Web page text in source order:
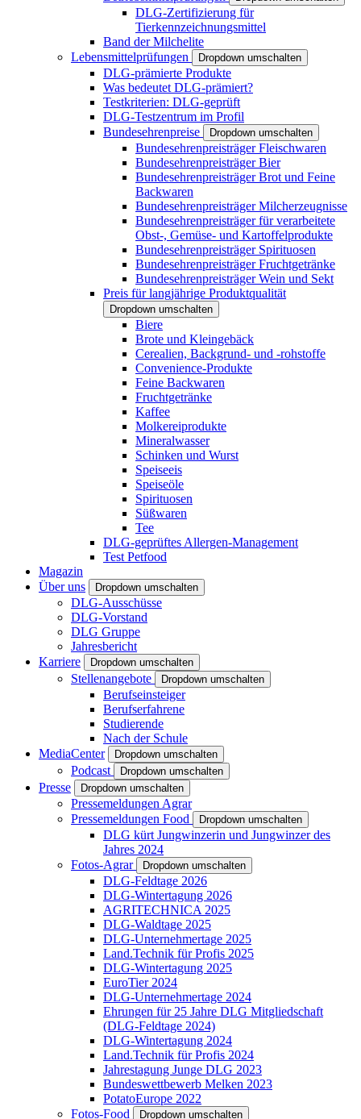
DLG-Zertifizierung für
Tierkennzeichnungsmittel
Band der Milchelite
Lebensmittelprüfungen
Dropdown umschalten
DLG-prämierte Produkte
Was bedeutet DLG-prämiert?
Testkriterien: DLG-geprüft
DLG-Testzentrum im Profil
Bundesehrenpreise
Dropdown umschalten
Bundesehrenpreisträger Fleischwaren
Bundesehrenpreisträger Bier
Bundesehrenpreisträger Brot und Feine
Backwaren
Bundesehrenpreisträger Milcherzeugnisse
Bundesehrenpreisträger für verarbeitete
Obst-, Gemüse- und Kartoffelprodukte
Bundesehrenpreisträger Spirituosen
Bundesehrenpreisträger Fruchtgetränke
Bundesehrenpreisträger Wein und Sekt
Preis für langjährige Produktqualität
Dropdown umschalten
Biere
Brote und Kleingebäck
Cerealien, Backgrund- und -rohstoffe
Convenience-Produkte
Feine Backwaren
Fruchtgetränke
Kaffee
Molkereiprodukte
Mineralwasser
Schinken und Wurst
Speiseeis
Speiseöle
Spirituosen
Süßwaren
Tee
DLG-geprüftes Allergen-Management
Test Petfood
Magazin
Über uns
Dropdown umschalten
DLG-Ausschüsse
DLG-Vorstand
DLG Gruppe
Jahresbericht
Karriere
Dropdown umschalten
Stellenangebote Dropdown umschalten
Berufseinsteiger
Berufserfahrene
Studierende
Nach der Schule
MediaCenter
Dropdown umschalten
Podcast Dropdown umschalten
Presse Dropdown umschalten
Pressemeldungen Agrar
Pressemeldungen Food
Dropdown umschalten
DLG kürt Jungwinzerin und Jungwinzer des
Jahres 2024
Fotos-Agrar
Dropdown umschalten
DLG-Feldtage 2026
DLG-Wintertagung 2026
AGRITECHNICA 2025
DLG-Waldtage 2025
DLG-Unternehmertage 2025
Land.Technik für Profis 2025
DLG-Wintertagung 2025
EuroTier 2024
DLG-Unternehmertage 2024
Ehrungen für 25 Jahre DLG Mitgliedschaft
(DLG-Feldtage 2024)
DLG-Wintertagung 2024
Land.Technik für Profis 2024
Jahrestagung Junge DLG 2023
Bundeswettbewerb Melken 2023
PotatoEurope 2022
Fotos-Food
Dropdown umschalten